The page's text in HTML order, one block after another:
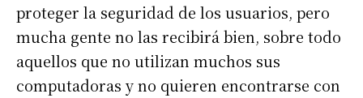
proteger la seguridad de los usuarios, pero
mucha gente no las recibirá bien, sobre todo
aquellos que no utilizan muchos sus
computadoras y no quieren encontrarse con